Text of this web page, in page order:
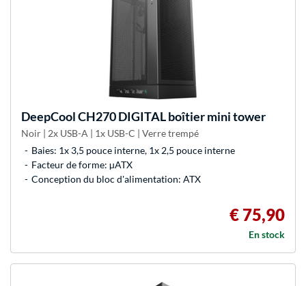
DeepCoolCH270 DIGITAL boîtier mini tower
Noir | 2x USB-A | 1x USB-C | Verre trempé
Baies: 1x 3,5 pouce interne, 1x 2,5 pouce interne
Facteur de forme: µATX
Conception du bloc d'alimentation: ATX
€ 75,90
En stock